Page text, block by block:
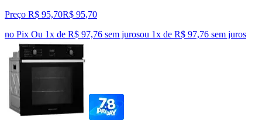
Preço R$ 95,70R$ 95,70
no Pix Ou 1x de R$ 97,76 sem jurosou 1x de R$ 97,76 sem juros